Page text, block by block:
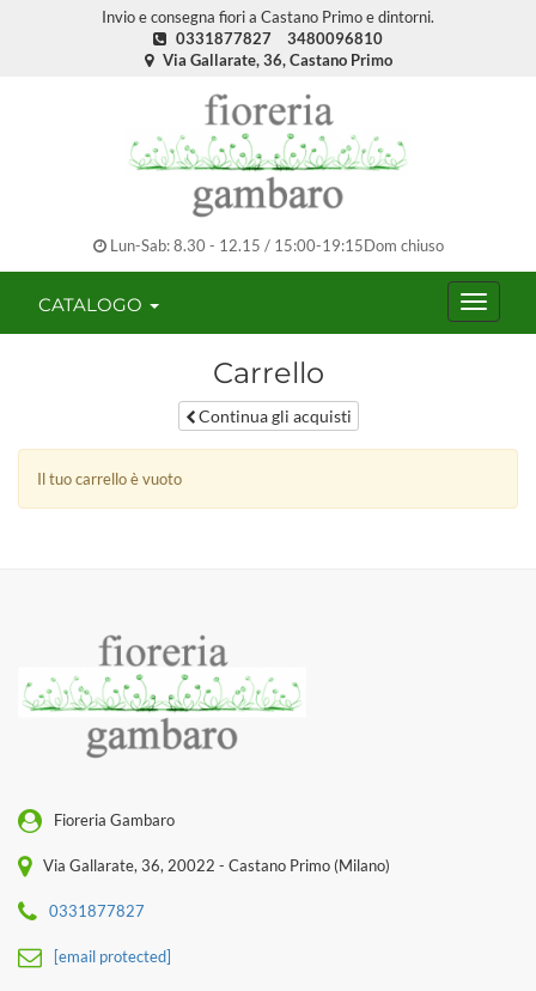
Invio e consegna fiori a Castano Primo e dintorni.
0331877827
3480096810
Via Gallarate, 36, Castano Primo
Lun-Sab: 8.30 - 12.15 / 15:00-19:15Dom chiuso
CATALOGO
Carrello
Continua gli acquisti
Il tuo carrello è vuoto
Fioreria Gambaro
Via Gallarate, 36, 20022 - Castano Primo (Milano)
0331877827
[email protected]